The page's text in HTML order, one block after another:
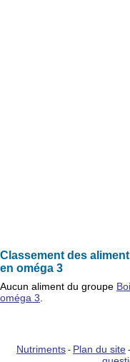
Classement des
en oméga 3
Aucun aliment du groupe
oméga 3
Nutriments - Plan du site -